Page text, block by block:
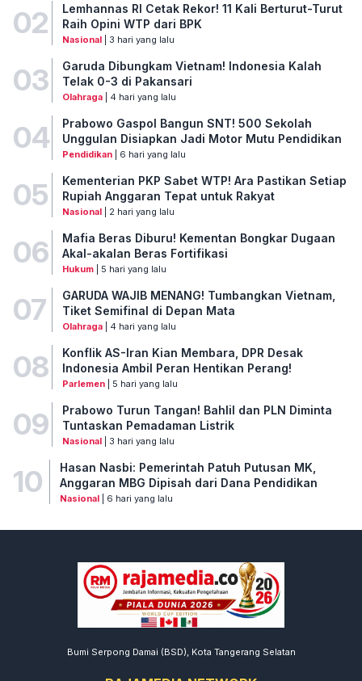
02
Lemhannas RI Cetak Rekor! 11 Kali Berturut-Turut
Raih Opini WTP dari BPK
Nasional| 3 hari yang lalu
03
Garuda Dibungkam Vietnam! Indonesia Kalah
Telak 0-3 di Pakansari
Olahraga| 4 hari yang lalu
04
Prabowo Gaspol Bangun SNT! 500 Sekolah
Unggulan Disiapkan Jadi Motor Mutu Pendidikan
Pendidikan| 6 hari yang lalu
05
Kementerian PKP Sabet WTP! Ara Pastikan Setiap
Rupiah Anggaran Tepat untuk Rakyat
Nasional| 2 hari yang lalu
06
Mafia Beras Diburu! Kementan Bongkar Dugaan
Akal-akalan Beras Fortifikasi
Hukum| 5 hari yang lalu
07
GARUDA WAJIB MENANG! Tumbangkan Vietnam,
Tiket Semifinal di Depan Mata
Olahraga| 4 hari yang lalu
08
Konflik AS-Iran Kian Membara, DPR Desak
Indonesia Ambil Peran Hentikan Perang!
Parlemen| 5 hari yang lalu
09
Prabowo Turun Tangan! Bahlil dan PLN Diminta
Tuntaskan Pemadaman Listrik
Nasional| 3 hari yang lalu
10
Hasan Nasbi: Pemerintah Patuh Putusan MK,
Anggaran MBG Dipisah dari Dana Pendidikan
Nasional| 6 hari yang lalu
Bumi Serpong Damai (BSD), Kota Tangerang Selatan